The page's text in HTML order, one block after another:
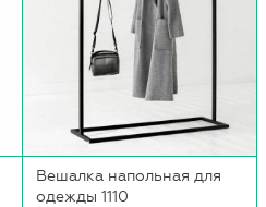
Вешалка напольная для
одежды 1110